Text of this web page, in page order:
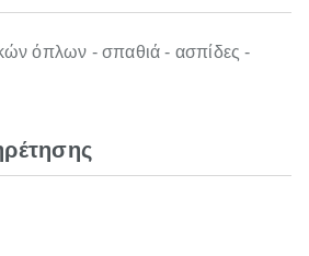
όπλων - σπαθιά - ασπίδες -